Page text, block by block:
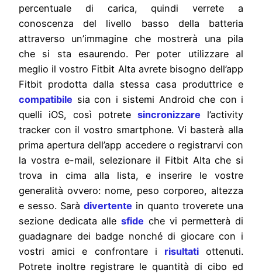
percentuale di carica, quindi verrete a
conoscenza del livello basso della batteria
attraverso un’immagine che mostrerà una pila
che si sta esaurendo. Per poter utilizzare al
meglio il vostro Fitbit Alta avrete bisogno dell’app
Fitbit prodotta dalla stessa casa produttrice e
compatibile sia con i sistemi Android che con i
quelli iOS, così potrete sincronizzare
l’activity
tracker con il vostro smartphone. Vi basterà alla
prima apertura dell’app accedere o registrarvi con
la vostra e-mail, selezionare il Fitbit Alta che si
trova in cima alla lista, e inserire le vostre
generalità ovvero: nome, peso corporeo, altezza
e sesso. Sarà divertente in quanto troverete una
sezione dedicata allesfide che vi permetterà di
guadagnare dei badge nonché di giocare con i
vostri amici e confrontare i risultati
ottenuti.
Potrete inoltre registrare le quantità di cibo ed